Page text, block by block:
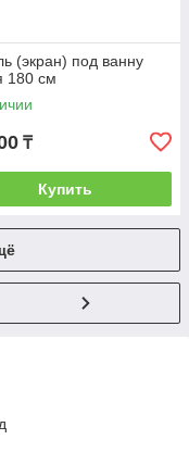
(экран) под ванну
180 см
₸
Купить